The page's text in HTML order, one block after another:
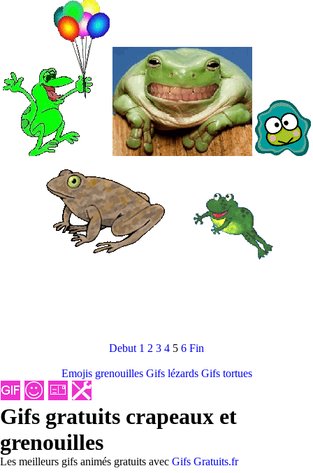
Debut 1 2 3 4 5 6 Fin
Emojis grenouilles Gifs lézards Gifs tortues
Gifs gratuits crapeaux et
grenouilles
Les meilleurs gifs animés gratuits avec Gifs Gratuits.fr